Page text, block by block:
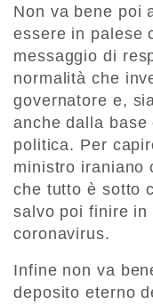
Non va bene poi
essere in palese
messaggio di
normalità che
governatore e,
anche dalla
politica. Per
ministro iraniano
che tutto è sotto
salvo poi finire in
coronavirus.
Infine non va
deposito eterno